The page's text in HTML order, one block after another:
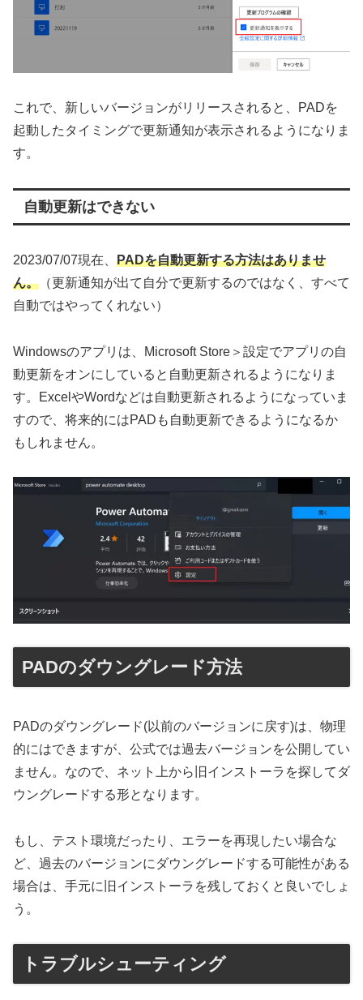
これで、新しいバージョンがリリースされると、PADを
起動したタイミングで更新通知が表示されるようになりま
す。
自動更新はできない
2023/07/07現在、 PADを自動更新する方法はありませ
ん。 （更新通知が出て自分で更新するのではなく、すべて
自動ではやってくれない）
Windowsのアプリは、Microsoft Store＞設定でアプリの自
動更新をオンにしていると自動更新されるようになりま
す。ExcelやWordなどは自動更新されるようになっていま
すので、将来的にはPADも自動更新できるようになるか
もしれません。
PADのダウングレード方法
PADのダウングレード(以前のバージョンに戻す)は、物理
的にはできますが、公式では過去バージョンを公開してい
ません。なので、ネット上から旧インストーラを探してダ
ウングレードする形となります。
もし、テスト環境だったり、エラーを再現したい場合な
ど、過去のバージョンにダウングレードする可能性がある
場合は、手元に旧インストーラを残しておくと良いでしょ
う。
トラブルシューティング